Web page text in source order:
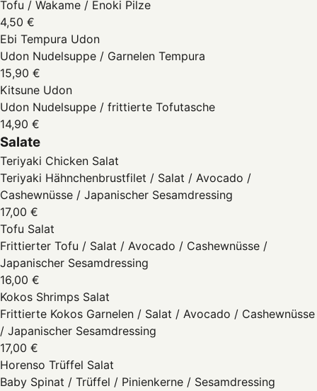
Tofu / Wakame / Enoki Pilze
4,50 €
Ebi Tempura Udon
Udon Nudelsuppe / Garnelen Tempura
15,90 €
Kitsune Udon
Udon Nudelsuppe / frittierte Tofutasche
14,90 €
Salate
Teriyaki Chicken Salat
Teriyaki Hähnchenbrustfilet / Salat / Avocado /
Cashewnüsse / Japanischer Sesamdressing
17,00 €
Tofu Salat
Frittierter Tofu / Salat / Avocado / Cashewnüsse /
Japanischer Sesamdressing
16,00 €
Kokos Shrimps Salat
Frittierte Kokos Garnelen / Salat / Avocado / Cashewnüsse
/ Japanischer Sesamdressing
17,00 €
Horenso Trüffel Salat
Baby Spinat / Trüffel / Pinienkerne / Sesamdressing